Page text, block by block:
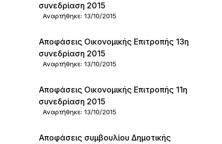
συνεδρίαση 2015
Αναρτήθηκε: 13/10/2015
Αποφάσεις Οικονομικής Επιτροπής 13η
συνεδρίαση 2015
Αναρτήθηκε: 13/10/2015
Αποφάσεις Οικονομικής Επιτροπής 11η
συνεδρίαση 2015
Αναρτήθηκε: 13/10/2015
Αποφάσεις συμβουλίου Δημοτικής